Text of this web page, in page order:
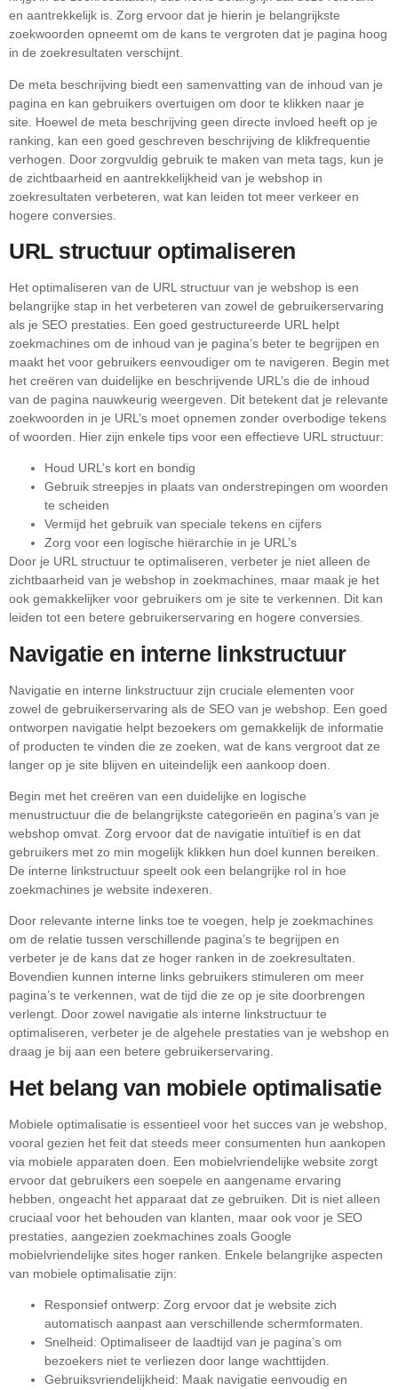
en aantrekkelijk is. Zorg ervoor dat je hierin je belangrijkste
zoekwoorden opneemt om de kans te vergroten dat je pagina hoog
in de zoekresultaten verschijnt.
De meta beschrijving biedt een samenvatting van de inhoud van je
pagina en kan gebruikers overtuigen om door te klikken naar je
site. Hoewel de meta beschrijving geen directe invloed heeft op je
ranking, kan een goed geschreven beschrijving de klikfrequentie
verhogen. Door zorgvuldig gebruik te maken van meta tags, kun je
de zichtbaarheid en aantrekkelijkheid van je webshop in
zoekresultaten verbeteren, wat kan leiden tot meer verkeer en
hogere conversies.
URL structuur optimaliseren
Het optimaliseren van de URL structuur van je webshop is een
belangrijke stap in het verbeteren van zowel de gebruikerservaring
als je SEO prestaties. Een goed gestructureerde URL helpt
zoekmachines om de inhoud van je pagina’s beter te begrijpen en
maakt het voor gebruikers eenvoudiger om te navigeren. Begin met
het creëren van duidelijke en beschrijvende URL’s die de inhoud
van de pagina nauwkeurig weergeven. Dit betekent dat je relevante
zoekwoorden in je URL’s moet opnemen zonder overbodige tekens
of woorden. Hier zijn enkele tips voor een effectieve URL structuur:
Houd URL’s kort en bondig
Gebruik streepjes in plaats van onderstrepingen om woorden
te scheiden
Vermijd het gebruik van speciale tekens en cijfers
Zorg voor een logische hiërarchie in je URL’s
Door je URL structuur te optimaliseren, verbeter je niet alleen de
zichtbaarheid van je webshop in zoekmachines, maar maak je het
ook gemakkelijker voor gebruikers om je site te verkennen. Dit kan
leiden tot een betere gebruikerservaring en hogere conversies.
Navigatie en interne linkstructuur
Navigatie en interne linkstructuur zijn cruciale elementen voor
zowel de gebruikerservaring als de SEO van je webshop. Een goed
ontworpen navigatie helpt bezoekers om gemakkelijk de informatie
of producten te vinden die ze zoeken, wat de kans vergroot dat ze
langer op je site blijven en uiteindelijk een aankoop doen.
Begin met het creëren van een duidelijke en logische
menustructuur die de belangrijkste categorieën en pagina’s van je
webshop omvat. Zorg ervoor dat de navigatie intuïtief is en dat
gebruikers met zo min mogelijk klikken hun doel kunnen bereiken.
De interne linkstructuur speelt ook een belangrijke rol in hoe
zoekmachines je website indexeren.
Door relevante interne links toe te voegen, help je zoekmachines
om de relatie tussen verschillende pagina’s te begrijpen en
verbeter je de kans dat ze hoger ranken in de zoekresultaten.
Bovendien kunnen interne links gebruikers stimuleren om meer
pagina’s te verkennen, wat de tijd die ze op je site doorbrengen
verlengt. Door zowel navigatie als interne linkstructuur te
optimaliseren, verbeter je de algehele prestaties van je webshop en
draag je bij aan een betere gebruikerservaring.
Het belang van mobiele optimalisatie
Mobiele optimalisatie is essentieel voor het succes van je webshop,
vooral gezien het feit dat steeds meer consumenten hun aankopen
via mobiele apparaten doen. Een mobielvriendelijke website zorgt
ervoor dat gebruikers een soepele en aangename ervaring
hebben, ongeacht het apparaat dat ze gebruiken. Dit is niet alleen
cruciaal voor het behouden van klanten, maar ook voor je SEO
prestaties, aangezien zoekmachines zoals Google
mobielvriendelijke sites hoger ranken. Enkele belangrijke aspecten
van mobiele optimalisatie zijn:
Responsief ontwerp: Zorg ervoor dat je website zich
automatisch aanpast aan verschillende schermformaten.
Snelheid: Optimaliseer de laadtijd van je pagina’s om
bezoekers niet te verliezen door lange wachttijden.
Gebruiksvriendelijkheid: Maak navigatie eenvoudig en